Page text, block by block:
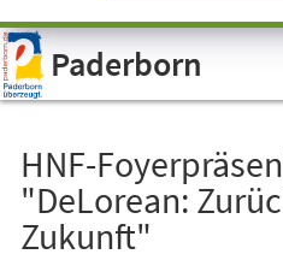
Visuelle
Assistenzsoftware
öffnen.Paderborn
HNF-
"DeLorean:
Zukunft"